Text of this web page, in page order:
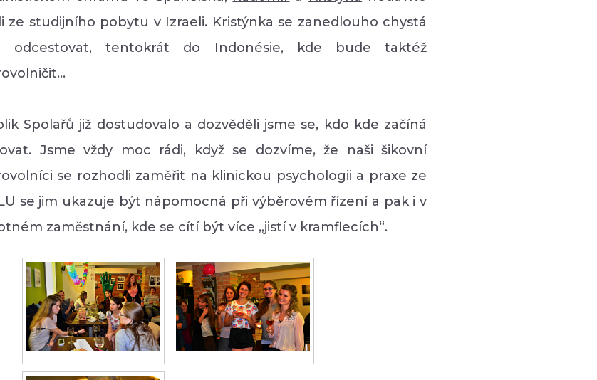
ze studijního pobytu v Izraeli. Kristýnka se zanedlouho chystá
odcestovat, tentokrát do Indonésie, kde bude taktéž
Spolařů již dostudovalo a dozvěděli jsme se, kdo kde začíná
Jsme vždy moc rádi, když se dozvíme, že naši šikovní
se rozhodli zaměřit na klinickou psychologii a praxe ze
se jim ukazuje být nápomocná při výběrovém řízení a pak i v
zaměstnání, kde se cítí být více „jistí v kramflecích“.